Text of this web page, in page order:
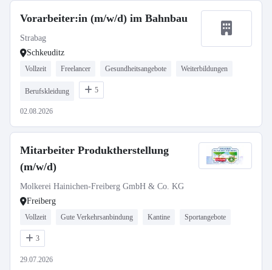
Vorarbeiter:in (m/w/d) im Bahnbau
Strabag
Schkeuditz
Vollzeit Freelancer Gesundheitsangebote Weiterbildungen
Berufskleidung 5
02.08.2026
Mitarbeiter Produktherstellung
(m/w/d)
Molkerei Hainichen-Freiberg GmbH & Co. KG
Freiberg
Vollzeit Gute Verkehrsanbindung Kantine Sportangebote
3
29.07.2026